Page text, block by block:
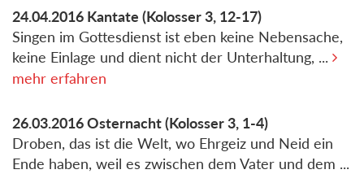
24.04.2016 Kantate (Kolosser 3, 12-17)
Singen im Gottesdienst ist eben keine Nebensache,
keine Einlage und dient nicht der Unterhaltung, ...
mehr erfahren
26.03.2016Osternacht(Kolosser 3, 1-4)
Droben, das ist die Welt, wo Ehrgeiz und Neid ein
Ende haben, weil es zwischen dem Vater und dem ...